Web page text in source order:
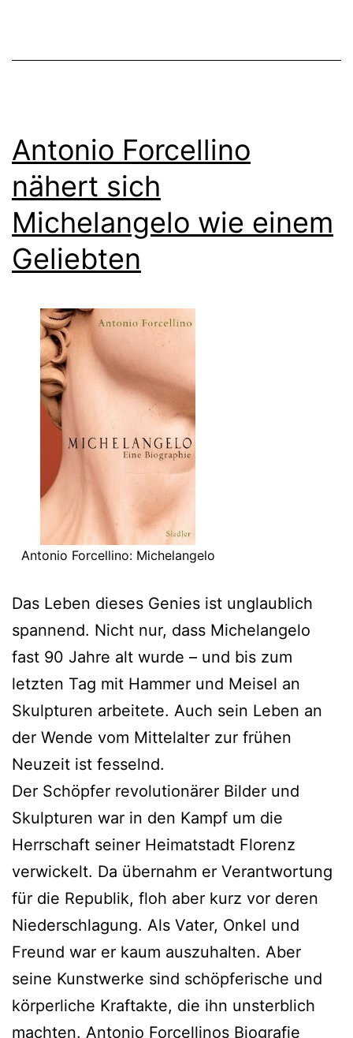
Antonio Forcellino
nähert sich
Michelangelo wie einem
Geliebten
Antonio Forcellino: Michelangelo
Das Leben dieses Genies ist unglaublich
spannend. Nicht nur, dass Michelangelo
fast 90 Jahre alt wurde – und bis zum
letzten Tag mit Hammer und Meisel an
Skulpturen arbeitete. Auch sein Leben an
der Wende vom Mittelalter zur frühen
Neuzeit ist fesselnd.
Der Schöpfer revolutionärer Bilder und
Skulpturen war in den Kampf um die
Herrschaft seiner Heimatstadt Florenz
verwickelt. Da übernahm er Verantwortung
für die Republik, floh aber kurz vor deren
Niederschlagung. Als Vater, Onkel und
Freund war er kaum auszuhalten. Aber
seine Kunstwerke sind schöpferische und
körperliche Kraftakte, die ihn unsterblich
machten. Antonio Forcellinos Biografie